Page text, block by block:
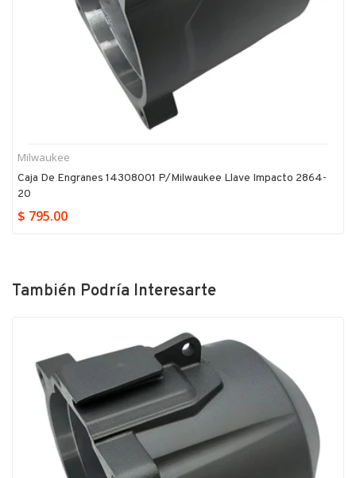
Milwaukee
Caja De Engranes 14308001 P/milwaukee Llave Impacto 2864-
20
$ 795.00
También Podría Interesarte